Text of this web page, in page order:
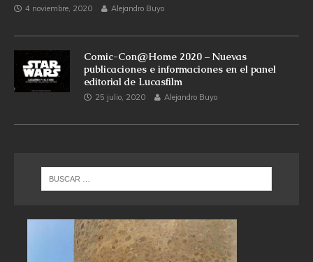
4 noviembre, 2020 Alejandro Buyo
Comic-Con@Home 2020 – Nuevas
publicaciones e informaciones en el panel
editorial de Lucasfilm
25 julio, 2020 Alejandro Buyo